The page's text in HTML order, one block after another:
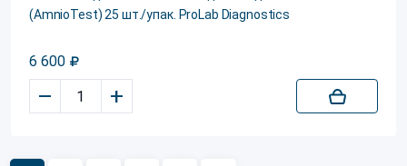
(AmnioTest) 25 шт./упак. ProLab Diagnostics
6 600
– +